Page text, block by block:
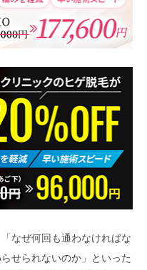
なぜ何回も通わなければな
せられないのか」といった